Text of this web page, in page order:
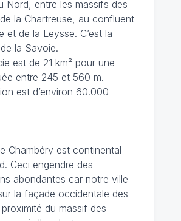
Nord, entre les massifs des
la Chartreuse, au confluent
et de la Leysse. C’est la
la Savoie.
est de 21 km² pour une
entre 245 et 560 m.
est d’environ 60.000
Chambéryest continental
Ceci engendre des
abondantes car notre ville
la façade occidentale des
du massif des